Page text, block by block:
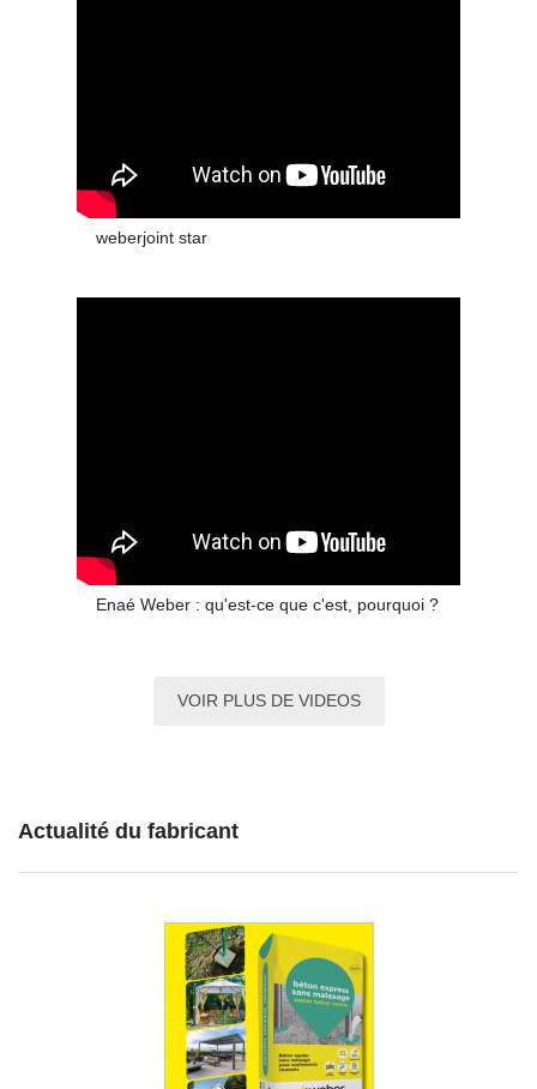
weberjoint star
Enaé Weber : qu'est-ce que c'est, pourquoi ?
VOIR PLUS DE VIDEOS
Actualité du fabricant